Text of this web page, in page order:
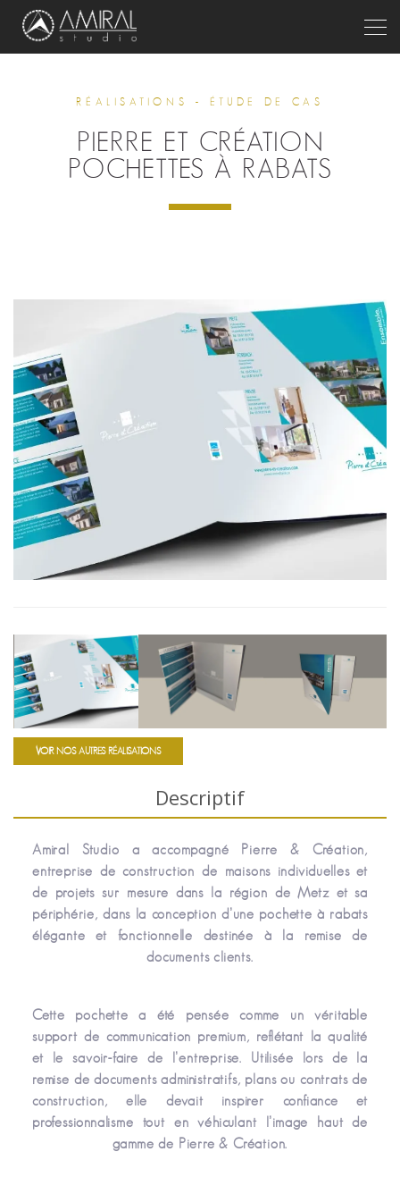
RÉALISATIONS - ÉTUDE DE CAS
PIERRE ET CRÉATION
POCHETTES À RABATS
VOIR NOS AUTRES RÉALISATIONS
Descriptif
Amiral Studio a accompagné Pierre & Création,
entreprise de construction de maisons individuelles et
de projets sur mesure dans la région de Metz et sa
périphérie, dans la conception d’une pochette à rabats
élégante et fonctionnelle destinée à la remise de
documents clients.
Cette pochette a été pensée comme un véritable
support de communication premium, reflétant la qualité
et le savoir-faire de l’entreprise. Utilisée lors de la
remise de documents administratifs, plans ou contrats de
construction, elle devait inspirer confiance et
professionnalisme tout en véhiculant l’image haut de
gamme de Pierre & Création.